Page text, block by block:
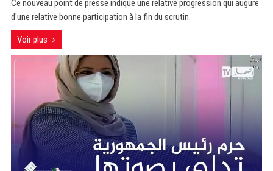
Ce nouveau point de presse indique une relative progression qui augure
d'une relative bonne participation à la fin du scrutin.
Voir plus